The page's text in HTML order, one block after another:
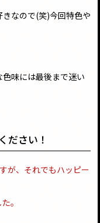
なので(笑)今回特色や
味には最後まで迷い
ださい！
が、それでもハッピー
。